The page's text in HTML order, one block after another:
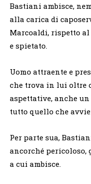
Bastiani ambisce,
alla carica di
Marcoaldi, rispetto
e spietato.
Uomo attraente e
che trova in lui oltre
aspettative, anche
tutto quello che
Per parte sua,
ancorché
a cui ambisce.